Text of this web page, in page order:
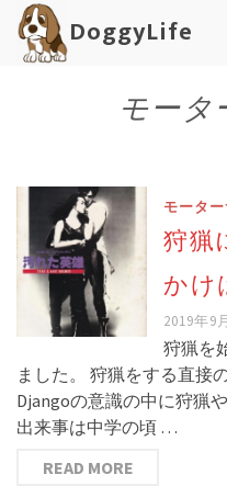
DoggyLife
モー
モータ
狩猟
かけ
2019年9
狩猟を
ました。 狩猟をする直接
Djangoの意識の中に狩猟
出来事は中学の頃 …
READ MORE